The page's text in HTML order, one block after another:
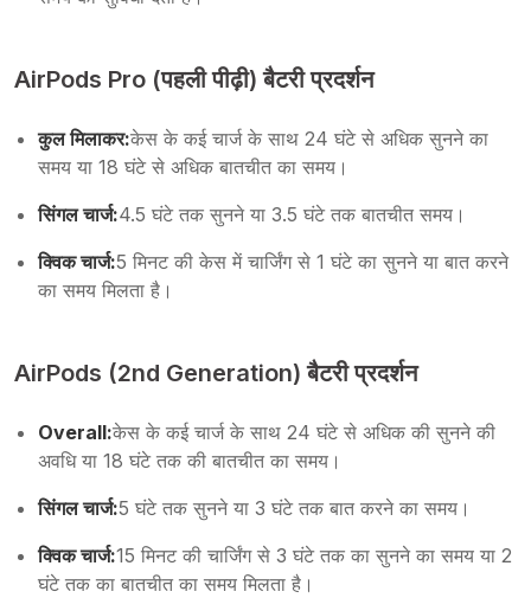
AirPods Pro (पहली पीढ़ी) बैटरी प्रदर्शन
कुल मिलाकर:केस के कई चार्ज के साथ 24 घंटे से अधिक सुनने का
समय या 18 घंटे से अधिक बातचीत का समय।
सिंगल चार्ज:4.5 घंटे तक सुनने या 3.5 घंटे तक बातचीत समय।
क्विक चार्ज:5 मिनट की केस में चार्जिंग से 1 घंटे का सुनने या बात करने
का समय मिलता है।
AirPods (2nd Generation) बैटरी प्रदर्शन
Overall:केस के कई चार्ज के साथ 24 घंटे से अधिक की सुनने की
अवधि या 18 घंटे तक की बातचीत का समय।
सिंगल चार्ज:5 घंटे तक सुनने या 3 घंटे तक बात करने का समय।
क्विक चार्ज:15 मिनट की चार्जिंग से 3 घंटे तक का सुनने का समय या 2
घंटे तक का बातचीत का समय मिलता है।